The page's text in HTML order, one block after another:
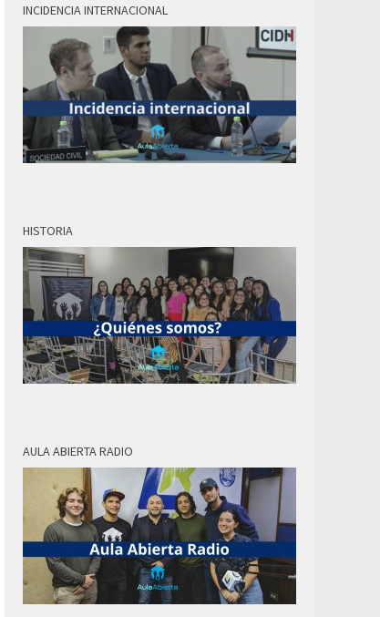
INCIDENCIA INTERNACIONAL
HISTORIA
AULA ABIERTA RADIO